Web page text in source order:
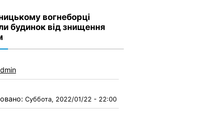
вогнеборці
будинок від знищення
Суббота, 2022/01/22 - 22:00